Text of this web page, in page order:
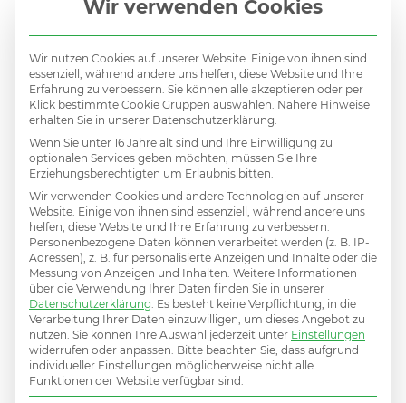
Kein
passender
Job dabei?
Hier initiativ bewerben und damit Teil des MiV
Talent Netzwerks werden.
Wir verwenden Cookies
Wir nutzen Cookies auf unserer Website. Einige von ihnen sind
essenziell, während andere uns helfen, diese Website und Ihre
Erfahrung zu verbessern. Sie können alle akzeptieren oder per
Klick bestimmte Cookie Gruppen auswählen. Nähere Hinweise
erhalten Sie in unserer Datenschutzerklärung.
Wenn Sie unter 16 Jahre alt sind und Ihre Einwilligung zu
optionalen Services geben möchten, müssen Sie Ihre
Erziehungsberechtigten um Erlaubnis bitten.
Wir verwenden Cookies und andere Technologien auf unserer
Website. Einige von ihnen sind essenziell, während andere uns
helfen, diese Website und Ihre Erfahrung zu verbessern.
Personenbezogene Daten können verarbeitet werden (z. B. IP-
Adressen), z. B. für personalisierte Anzeigen und Inhalte oder die
Messung von Anzeigen und Inhalten. Weitere Informationen
über die Verwendung Ihrer Daten finden Sie in unserer
Datenschutzerklärung. Es besteht keine Verpflichtung, in die
Verarbeitung Ihrer Daten einzuwilligen, um dieses Angebot zu
nutzen. Sie können Ihre Auswahl jederzeit unter Einstellungen
widerrufen oder anpassen. Bitte beachten Sie, dass aufgrund
individueller Einstellungen möglicherweise nicht alle
Funktionen der Website verfügbar sind.